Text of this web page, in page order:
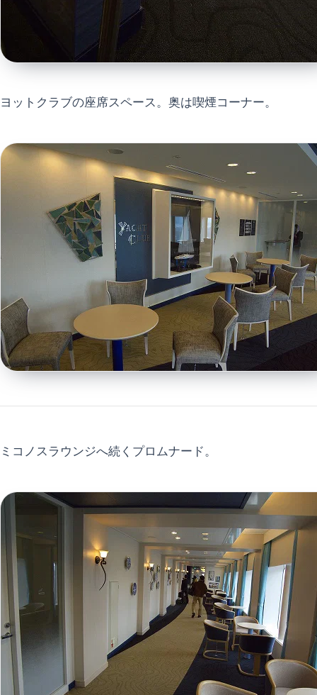
ヨットクラブの座席スペース。奥は喫煙コーナー。
ミコノスラウンジへ続くプロムナード。